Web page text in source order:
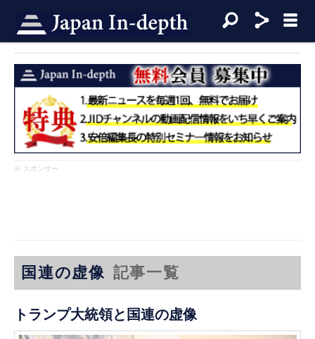
※ スポンサー
国連の虚像 記事一覧
トランプ大統領と国連の虚像